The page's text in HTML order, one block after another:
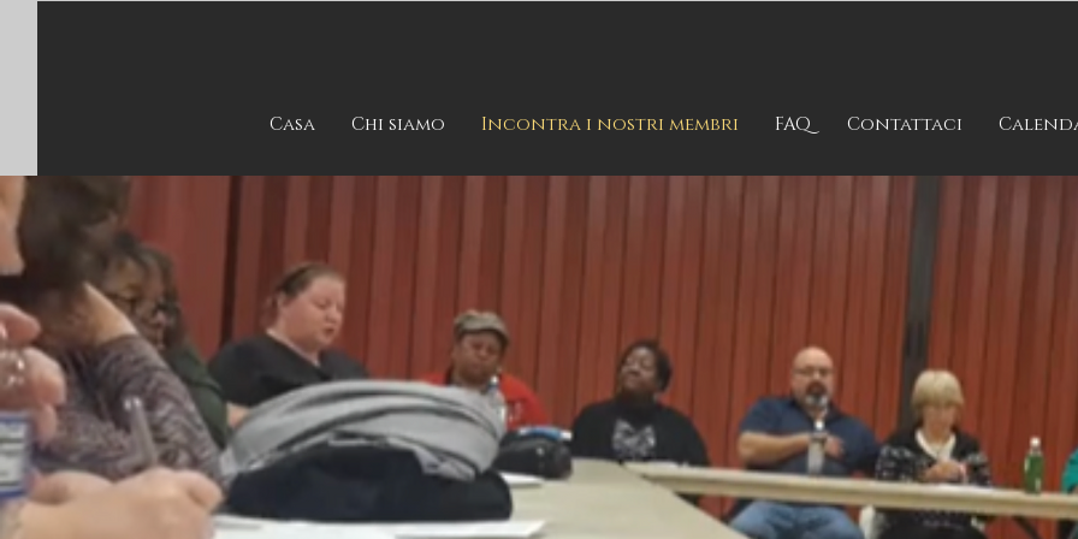
Casa Chi siamo Incontra i nostri membri FAQ Contattaci